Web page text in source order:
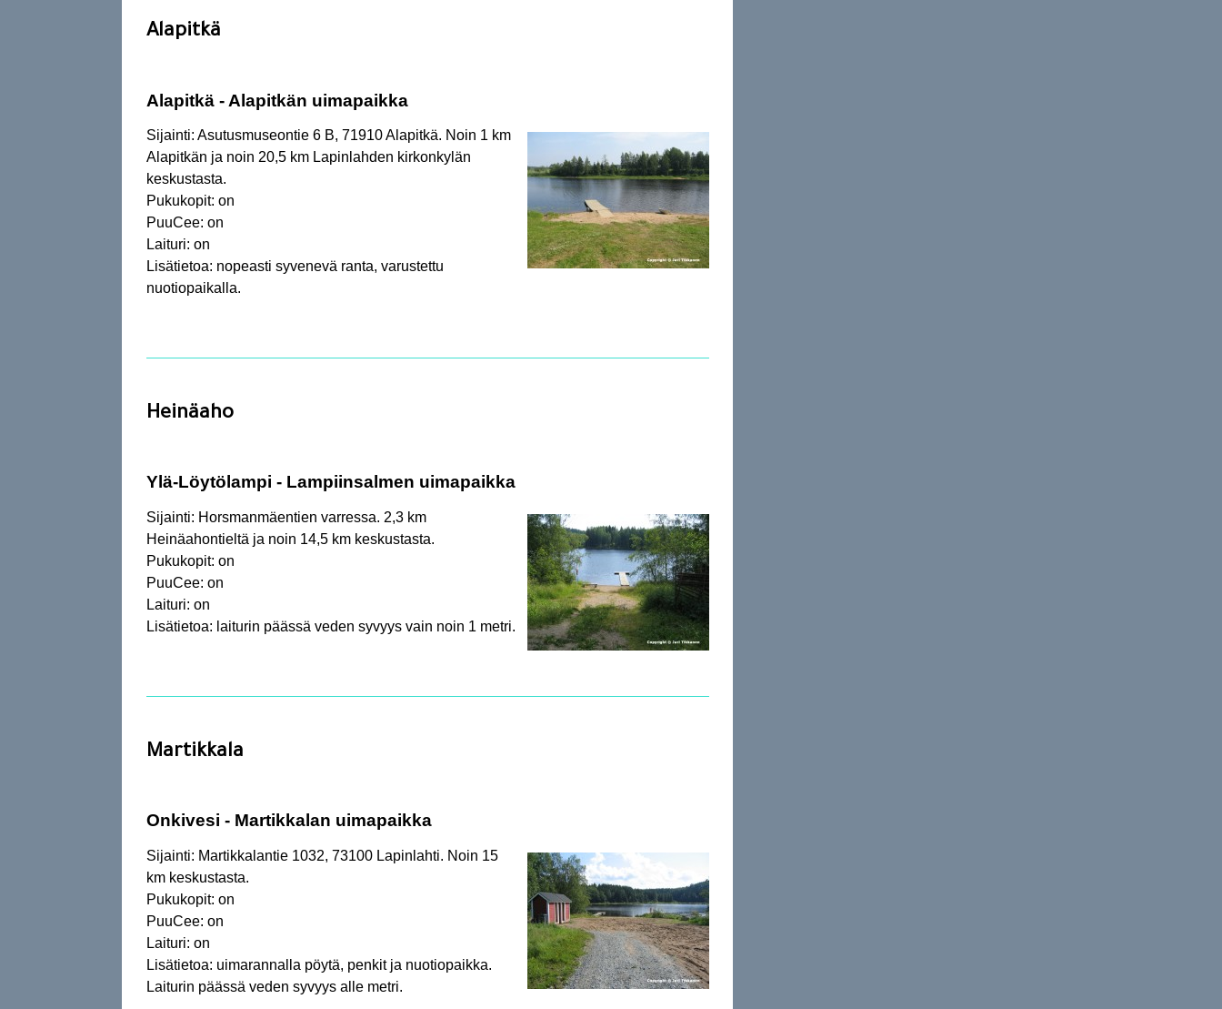
Alapitkä
Alapitkä - Alapitkän uimapaikka
Sijainti: Asutusmuseontie 6 B, 71910 Alapitkä. Noin 1 km
Alapitkän ja noin 20,5 km Lapinlahden kirkonkylän
keskustasta.
Pukukopit: on
PuuCee: on
Laituri: on
Lisätietoa: nopeasti syvenevä ranta, varustettu
nuotiopaikalla.
Heinäaho
Ylä-Löytölampi - Lampiinsalmen uimapaikka
Sijainti: Horsmanmäentien varressa. 2,3 km
Heinäahontieltä ja noin 14,5 km keskustasta.
Pukukopit: on
PuuCee: on
Laituri: on
Lisätietoa: laiturin päässä veden syvyys vain noin 1 metri.
Martikkala
Onkivesi - Martikkalan uimapaikka
Sijainti: Martikkalantie 1032, 73100 Lapinlahti. Noin 15
km keskustasta.
Pukukopit: on
PuuCee: on
Laituri: on
Lisätietoa: uimarannalla pöytä, penkit ja nuotiopaikka.
Laiturin päässä veden syvyys alle metri.